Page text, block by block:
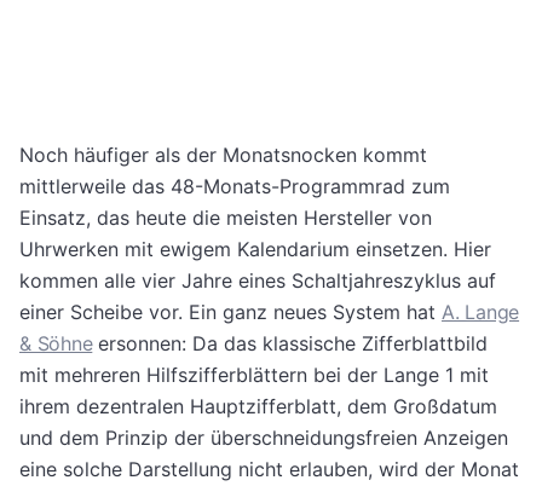
Noch häufiger als der Monatsnocken kommt
mittlerweile das 48-Monats-Programmrad zum
Einsatz, das heute die meisten Hersteller von
Uhrwerken mit ewigem Kalendarium einsetzen. Hier
kommen alle vier Jahre eines Schaltjahreszyklus auf
einer Scheibe vor. Ein ganz neues System hat A. Lange
& Söhneersonnen: Da das klassische Zifferblattbild
mit mehreren Hilfszifferblättern bei der Lange 1 mit
ihrem dezentralen Hauptzifferblatt, dem Großdatum
und dem Prinzip der überschneidungsfreien Anzeigen
eine solche Darstellung nicht erlauben, wird der Monat